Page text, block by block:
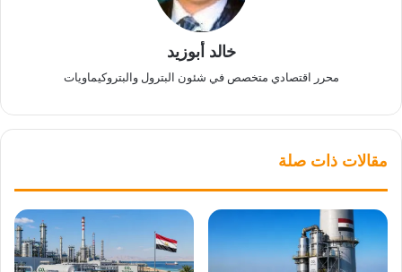
خالد أبوزيد
محرر اقتصادي متخصص في شئون البترول والبتروكيماويات
مقالات ذات صلة